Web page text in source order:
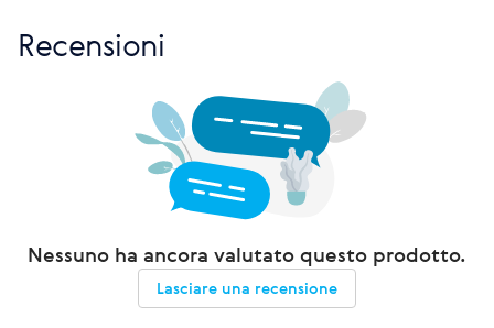
Recensioni
Nessuno ha ancora valutato questo prodotto.
Lasciare una recensione